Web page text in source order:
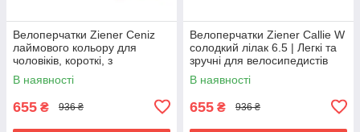
Велоперчатки Ziener Ceniz
лаймового кольору для
чоловіків, короткі, з
амортизуючими вставками та
гелевими подушечками
В наявності
655 ₴ 936 ₴
Велоперчатки Ziener Callie W
солодкий лілак 6.5 | Легкі та
зручні для велосипедистів
В наявності
655 ₴ 936 ₴